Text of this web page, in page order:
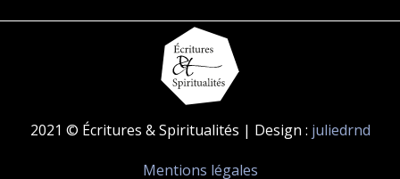
2021 © Écritures & Spiritualités | Design : juliedrnd
Mentions légales